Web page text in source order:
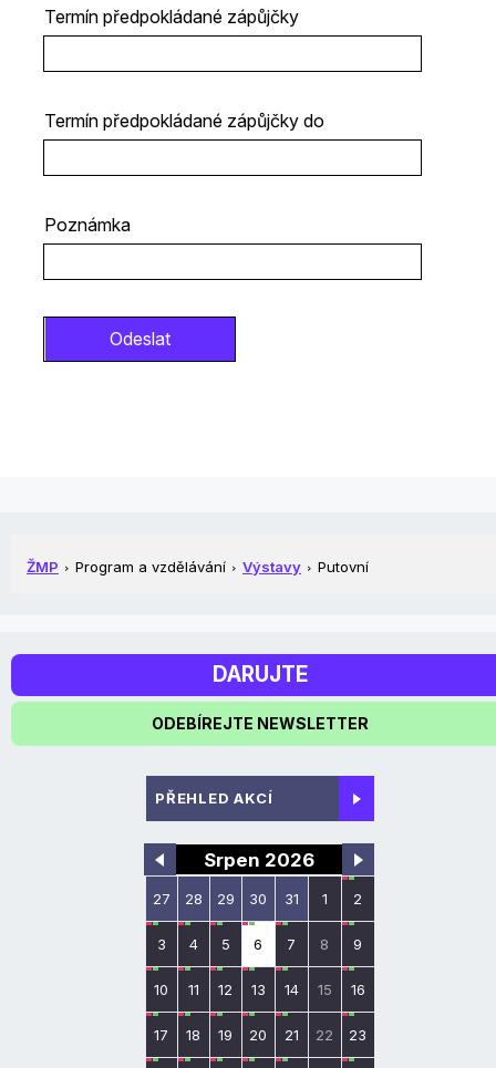
Termín předpokládané zápůjčky
Termín předpokládané zápůjčky do
Poznámka
ŽMP Program a vzdělávání Výstavy Putovní
DARUJTE
ODEBÍREJTE NEWSLETTER
PŘEHLED AKCÍ
Srpen 2026
27 28 29 30 31 1 2
3 4 5 6 7 8 9
10 11 12 13 14 15 16
17 18 19 20 21 22 23